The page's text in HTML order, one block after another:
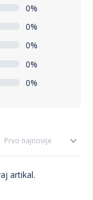
0%
0%
0%
0%
0%
artikal.